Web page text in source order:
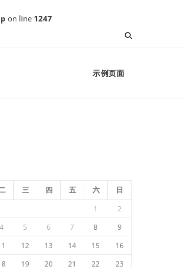
on line 1247
示例页面
三 四 五 六
日
1
2
4 5 6 7 8
9
12 13 14 15
16
19 20 21 22
23